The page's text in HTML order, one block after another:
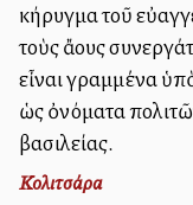
κήρυγμα τοῦ
τοὺς ἄλλους
εἶναι γραμμένα
ὡς ὀνόματα
βασιλείας.
Κολιτσάρα